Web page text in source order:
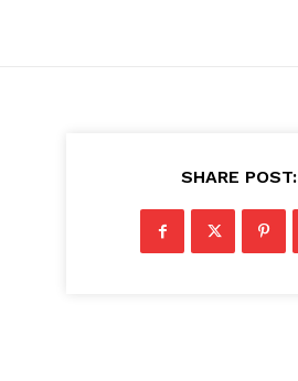
SHARE POST: